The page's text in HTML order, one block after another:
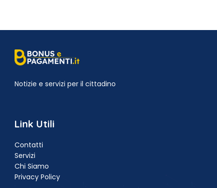
Notizie e servizi per il cittadino
Link Utili
Contatti
Servizi
Chi Siamo
Privacy Policy